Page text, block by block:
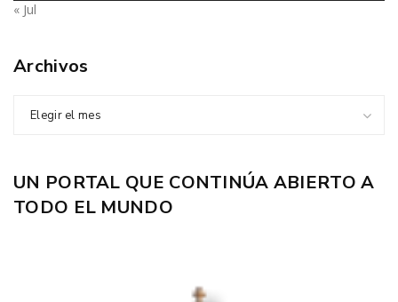
« Jul
Archivos
Elegir el mes
UN PORTAL QUE CONTINÚA ABIERTO A
TODO EL MUNDO